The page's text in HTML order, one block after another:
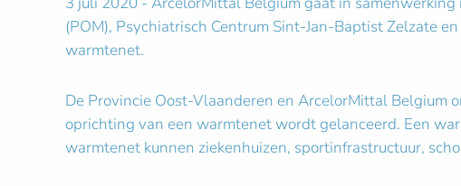
(POM), Psychiatrisch Centrum Sint-Jan-Baptist Zelzate
warmtenet.
De Provincie Oost-Vlaanderen en ArcelorMittal Belgium
oprichting van een warmtenet wordt gelanceerd. Een
warmtenet kunnen ziekenhuizen, sportinfrastructuur,